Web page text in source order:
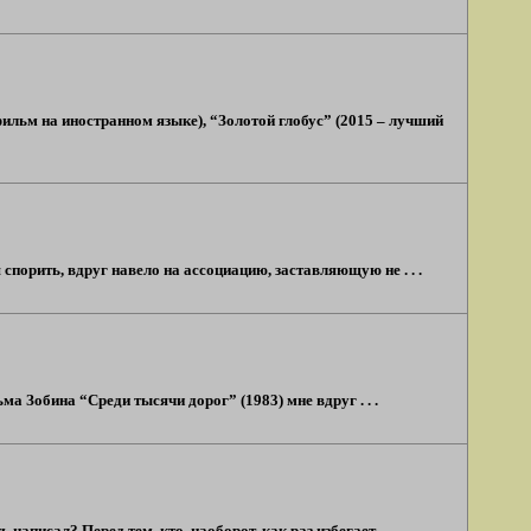
на иностранном языке), “Золотой глобус” (2015 – лучший
вдруг навело на ассоциацию, заставляющую не . . .
Зобина “Среди тысячи дорог” (1983) мне вдруг . . .